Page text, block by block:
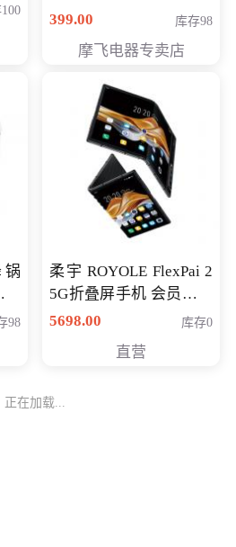
会
299元
399.00 库存98
摩飞电器专卖店
会
98
柔宇 ROYOLE FlexPai 2
5G折叠屏手机 会员专享
购买价格 4998元
5698.00 库存0
直营
正在加载...